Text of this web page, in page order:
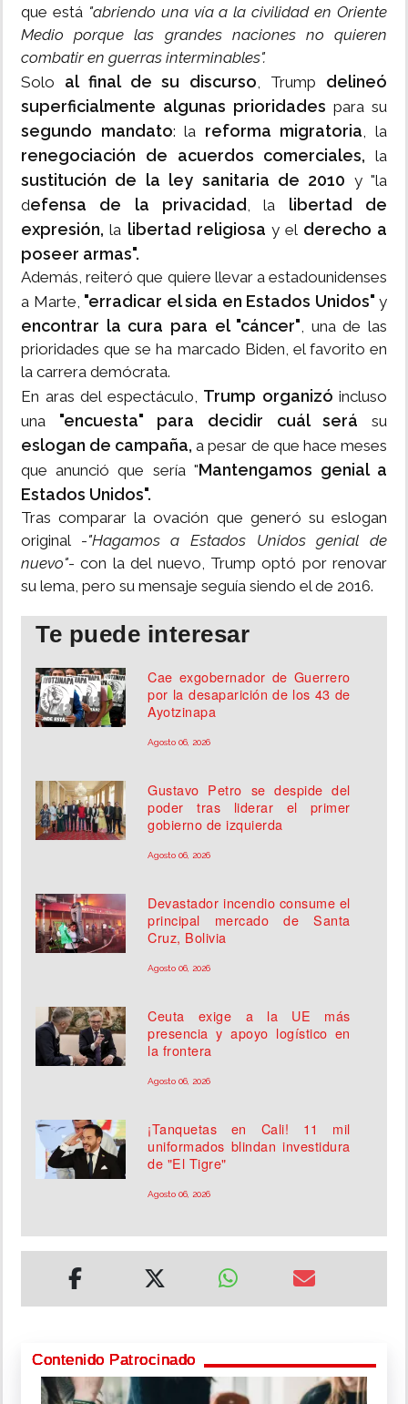
que está "abriendo una vía a la civilidad en Oriente
Medio porque las grandes naciones no quieren
combatir en guerras interminables".
Solo al final de su discurso, Trump delineó
superficialmente algunas prioridades para su
segundo mandato: la reforma migratoria, la
renegociación de acuerdos comerciales, la
sustitución de la ley sanitaria de 2010 y "la
defensa de la privacidad , la libertad de
expresión,la libertad religiosa y el derecho a
poseer armas".
Además, reiteró que quiere llevar a estadounidenses
a Marte, "erradicar el sida en Estados Unidos" y
encontrar la cura para el "cáncer", una de las
prioridades que se ha marcado Biden, el favorito en
la carrera demócrata.
En aras del espectáculo, Trump organizó incluso
una "encuesta" para decidir cuál serásu
eslogan de campaña, a pesar de que hace meses
que anunció que sería "Mantengamos genial a
Estados Unidos".
Tras comparar la ovación que generó su eslogan
original -"Hagamos a Estados Unidos genial de
nuevo"- con la del nuevo, Trump optó por renovar
su lema, pero su mensaje seguía siendo el de 2016.
Te puede interesar
Cae exgobernador de Guerrero
por la desaparición de los 43 de
Ayotzinapa
Agosto 06, 2026
Gustavo Petro se despide del
poder tras liderar el primer
gobierno de izquierda
Agosto 06, 2026
Devastador incendio consume el
principal mercado de Santa
Cruz, Bolivia
Agosto 06, 2026
Ceuta exige a la UE más
presencia y apoyo logístico en
la frontera
Agosto 06, 2026
¡Tanquetas en Cali! 11 mil
uniformados blindan investidura
de "El Tigre"
Agosto 06, 2026
Contenido Patrocinado